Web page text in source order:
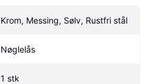
Krom, Messing, Sølv, Rustfri stål
Nøglelås
1 stk